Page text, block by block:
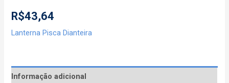
R$43,64
Lanterna Pisca Dianteira
Informação adicional